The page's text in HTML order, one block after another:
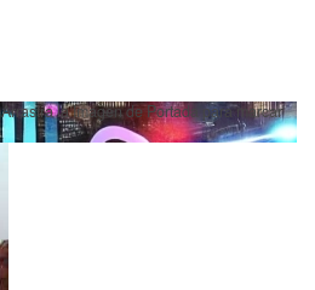
Arrastra la Imagen de Portada para marcar